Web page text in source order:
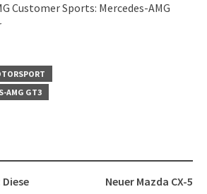
Customer Sports: Mercedes-AMG
AMG GT3
Neuer Mazda CX-5